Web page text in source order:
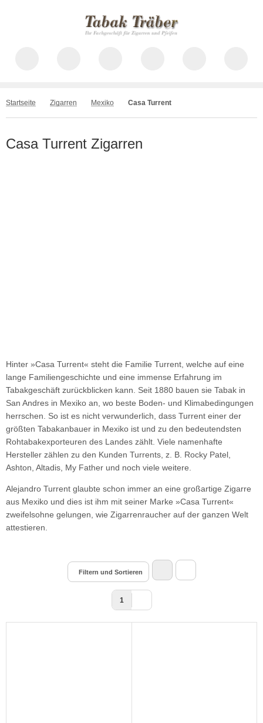
Startseite Zigarren Mexiko Casa Turrent
Casa Turrent Zigarren
Hinter »Casa Turrent« steht die Familie Turrent, welche auf eine
lange Familiengeschichte und eine immense Erfahrung im
Tabakgeschäft zurückblicken kann. Seit 1880 bauen sie Tabak in
San Andres in Mexiko an, wo beste Boden- und Klimabedingungen
herrschen. So ist es nicht verwunderlich, dass Turrent einer der
größten Tabakanbauer in Mexiko ist und zu den bedeutendsten
Rohtabakexporteuren des Landes zählt. Viele namenhafte
Hersteller zählen zu den Kunden Turrents, z. B. Rocky Patel,
Ashton, Altadis, My Father und noch viele weitere.
Alejandro Turrent glaubte schon immer an eine großartige Zigarre
aus Mexiko und dies ist ihm mit seiner Marke »Casa Turrent«
zweifelsohne gelungen, wie Zigarrenraucher auf der ganzen Welt
attestieren.
Filtern und Sortieren
1